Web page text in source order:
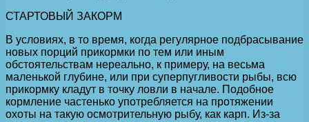
СТАРТОВЫЙ ЗАКОРМ
В условиях, в то время, когда регулярное подбрасывание
новых порций прикормки по тем или иным
обстоятельствам нереально, к примеру, на весьма
маленькой глубине, или при суперпугливости рыбы, всю
прикормку кладут в точку ловли в начале. Подобное
кормление частенько употребляется на протяжении
охоты на такую осмотрительную рыбу, как карп. Из-за